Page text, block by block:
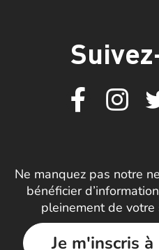
Ne manquez pas notre
bénéficier
pleinement de votre
Je m'inscris